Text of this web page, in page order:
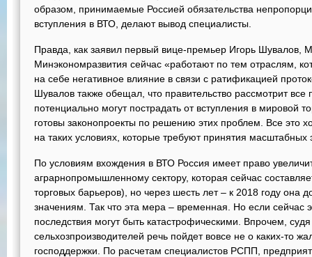
образом, принимаемые Россией обязательства
вступления в ВТО, делают вывод специалисты.
Правда, как заявил первый вице-премьер Игорь Шувалов,
Минэкономразвития сейчас «работают по тем отраслям,
на себе негативное влияние в связи с ратификацией
Шувалов также обещал, что правительство рассмотрит все
потенциально могут пострадать от вступления в мировой
готовы законопроекты по решению этих проблем. Все это
на таких условиях, которые требуют принятия масштабных
По условиям вхождения в ВТО Россия имеет право
аграрнопромышленному сектору, которая сейчас
торговых барьеров), но через шесть лет – к 2018 году она
значениям. Так что эта мера – временная. Но если сейчас
последствия могут быть катастрофическими. Впрочем,
сельхозпроизводителей речь пойдет вовсе не о каких-то
господдержки. По расчетам специалистов РСПП,